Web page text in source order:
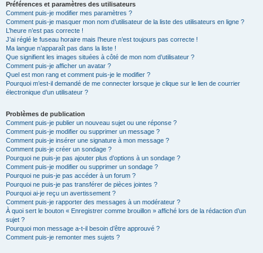
Préférences et paramètres des utilisateurs
Comment puis-je modifier mes paramètres ?
Comment puis-je masquer mon nom d’utilisateur de la liste des utilisateurs en ligne ?
L’heure n’est pas correcte !
J’ai réglé le fuseau horaire mais l’heure n’est toujours pas correcte !
Ma langue n’apparaît pas dans la liste !
Que signifient les images situées à côté de mon nom d’utilisateur ?
Comment puis-je afficher un avatar ?
Quel est mon rang et comment puis-je le modifier ?
Pourquoi m’est-il demandé de me connecter lorsque je clique sur le lien de courrier
électronique d’un utilisateur ?
Problèmes de publication
Comment puis-je publier un nouveau sujet ou une réponse ?
Comment puis-je modifier ou supprimer un message ?
Comment puis-je insérer une signature à mon message ?
Comment puis-je créer un sondage ?
Pourquoi ne puis-je pas ajouter plus d’options à un sondage ?
Comment puis-je modifier ou supprimer un sondage ?
Pourquoi ne puis-je pas accéder à un forum ?
Pourquoi ne puis-je pas transférer de pièces jointes ?
Pourquoi ai-je reçu un avertissement ?
Comment puis-je rapporter des messages à un modérateur ?
À quoi sert le bouton « Enregistrer comme brouillon » affiché lors de la rédaction d’un
sujet ?
Pourquoi mon message a-t-il besoin d’être approuvé ?
Comment puis-je remonter mes sujets ?